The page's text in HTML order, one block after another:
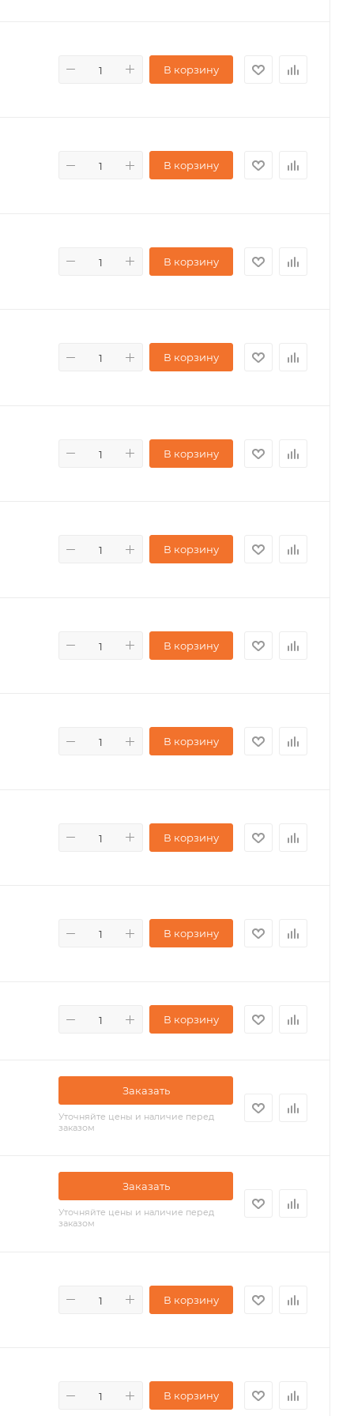
В корзину
В корзину
В корзину
В корзину
В корзину
В корзину
В корзину
В корзину
В корзину
В корзину
В корзину
Заказать
Уточняйте цены и наличие перед
заказом
Заказать
Уточняйте цены и наличие перед
заказом
В корзину
В корзину